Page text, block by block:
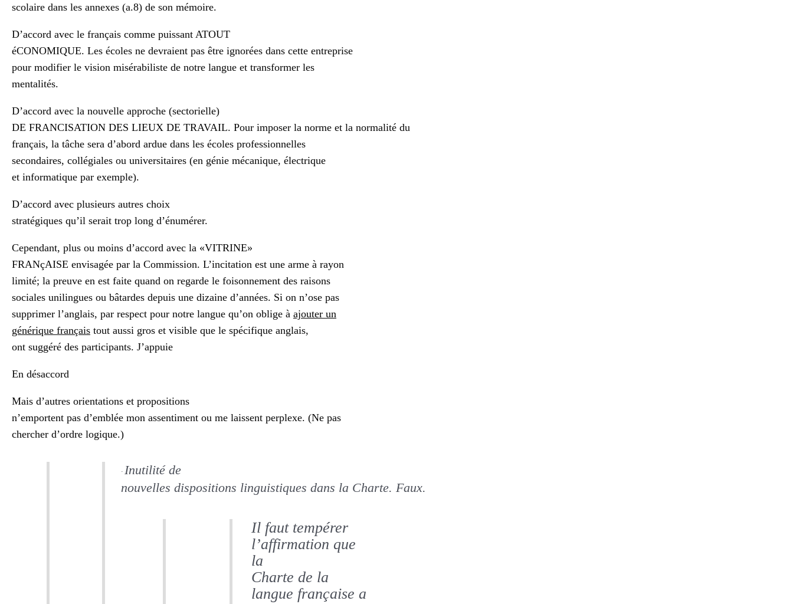
scolaire dans les annexes (a.8) de son mémoire.
D’accord avec le français comme puissant ATOUT
éCONOMIQUE. Les écoles ne devraient pas être ignorées dans cette entreprise
pour modifier le vision misérabiliste de notre langue et transformer les
mentalités.
D’accord avec la nouvelle approche (sectorielle)
DE FRANCISATION DES LIEUX DE TRAVAIL. Pour imposer la norme et la normalité du
français, la tâche sera d’abord ardue dans les écoles professionnelles
secondaires, collégiales ou universitaires (en génie mécanique, électrique
et informatique par exemple).
D’accord avec plusieurs autres choix
stratégiques qu’il serait trop long d’énumérer.
Cependant, plus ou moins d’accord avec la «VITRINE»
FRANçAISE envisagée par la Commission. L’incitation est une arme à rayon
limité; la preuve en est faite quand on regarde le foisonnement des raisons
sociales unilingues ou bâtardes depuis une dizaine d’années. Si on n’ose pas
supprimer l’anglais, par respect pour notre langue qu’on oblige à ajouter un
générique français tout aussi gros et visible que le spécifique anglais,
ont suggéré des participants. J’appuie
En désaccord
Mais d’autres orientations et propositions
n’emportent pas d’emblée mon assentiment ou me laissent perplexe. (Ne pas
chercher d’ordre logique.)
· Inutilité de
nouvelles dispositions linguistiques dans la Charte. Faux.
Il faut tempérer
l’affirmation que
la
Charte de la
langue française a